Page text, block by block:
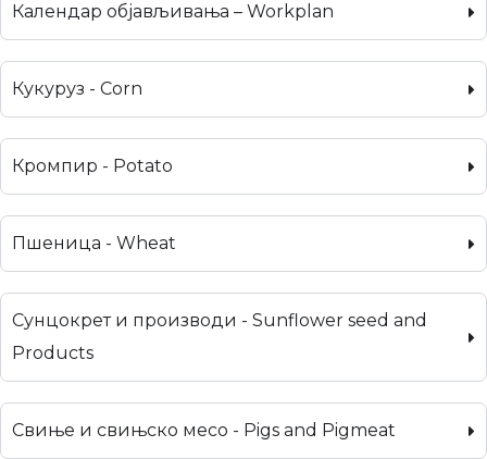
Календар објављивања – Workplan
Кукуруз - Corn
Кромпир - Potato
Пшеница - Wheat
Сунцокрет и производи - Sunflower seed and
Products
Свиње и свињско месо - Pigs and Pigmeat